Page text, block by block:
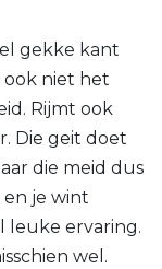
gekke kant
ook niet het
Rijmt ook
Die geit doet
die meid dus
je wint
leuke ervaring.
wel.